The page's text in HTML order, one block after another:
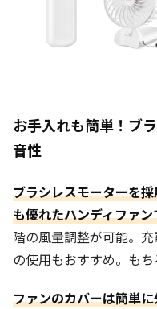
お手入れも簡単！ブ
音性
ブラシレスモーターを
も優れたハンディファン
階の風量調整が可能。
の使用もおすすめ。もち
ファンのカバーは簡単